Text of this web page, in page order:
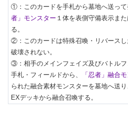
①：このカードを手札から墓地へ送って
者」モンスター １体を表側守備表示ま
る。
②：このカードは特殊召喚・リバース
破壊されない。
③：相手のメインフェイズ及びバトル
手札・フィールドから、
「忍者」融合
られた融合素材モンスターを墓地へ送
EXデッキから融合召喚する。